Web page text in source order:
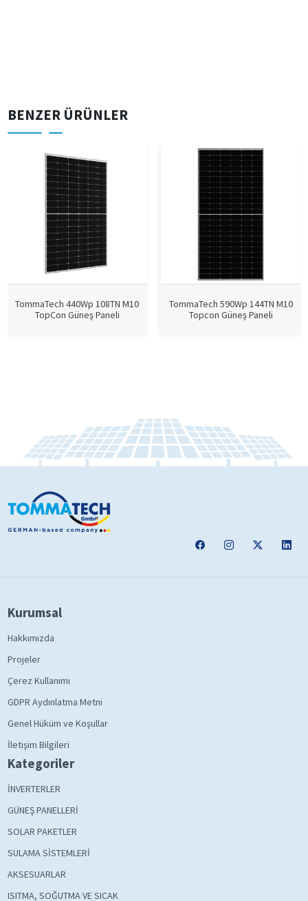
BENZER ÜRÜNLER
TommaTech 440Wp 108TN M10
TopCon Güneş Paneli
TommaTech 590Wp 144TN M10
Topcon Güneş Paneli
Kurumsal
Hakkımızda
Projeler
Çerez Kullanımı
GDPR Aydınlatma Metni
Genel Hüküm ve Koşullar
İletişim Bilgileri
Kategoriler
İNVERTERLER
GÜNEŞ PANELLERİ
SOLAR PAKETLER
SULAMA SİSTEMLERİ
AKSESUARLAR
ISITMA, SOĞUTMA VE SICAK